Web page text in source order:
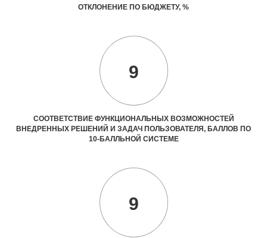
ОТКЛОНЕНИЕ ПО БЮДЖЕТУ, %
9
СООТВЕТСТВИЕ ФУНКЦИОНАЛЬНЫХ ВОЗМОЖНОСТЕЙ
ВНЕДРЕННЫХ РЕШЕНИЙ И ЗАДАЧ ПОЛЬЗОВАТЕЛЯ, БАЛЛОВ ПО
10-БАЛЛЬНОЙ СИСТЕМЕ
9